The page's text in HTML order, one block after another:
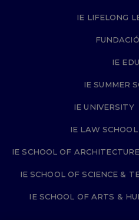
IE LIFELONG
IE EDU
IE SUMMER
IE UNIVERSITY
IE LAW SCHOOL
IE SCHOOL OF
IE SCHOOL OF SCIENCE &
IE SCHOOL OF ARTS &